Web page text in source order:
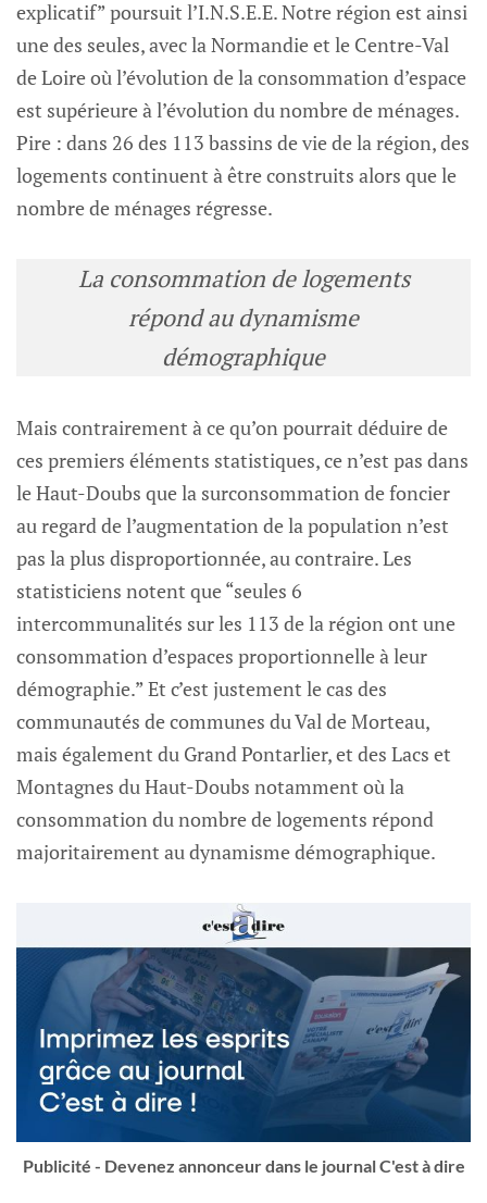
explicatif” poursuit l’I.N.S.E.E. Notre région est ainsi
une des seules, avec la Normandie et le Centre-Val
de Loire où l’évolution de la consommation d’espace
est supérieure à l’évolution du nombre de ménages.
Pire : dans 26 des 113 bassins de vie de la région, des
logements continuent à être construits alors que le
nombre de ménages régresse.
La consommation de logements
répond au dynamisme
démographique
Mais contrairement à ce qu’on pourrait déduire de
ces premiers éléments statistiques, ce n’est pas dans
le Haut-Doubs que la surconsommation de foncier
au regard de l’augmentation de la population n’est
pas la plus disproportionnée, au contraire. Les
statisticiens notent que “seules 6
intercommunalités sur les 113 de la région ont une
consommation d’espaces proportionnelle à leur
démographie.” Et c’est justement le cas des
communautés de communes du Val de Morteau,
mais également du Grand Pontarlier, et des Lacs et
Montagnes du Haut-Doubs notamment où la
consommation du nombre de logements répond
majoritairement au dynamisme démographique.
Publicité - Devenez annonceur dans le journal C'est à dire